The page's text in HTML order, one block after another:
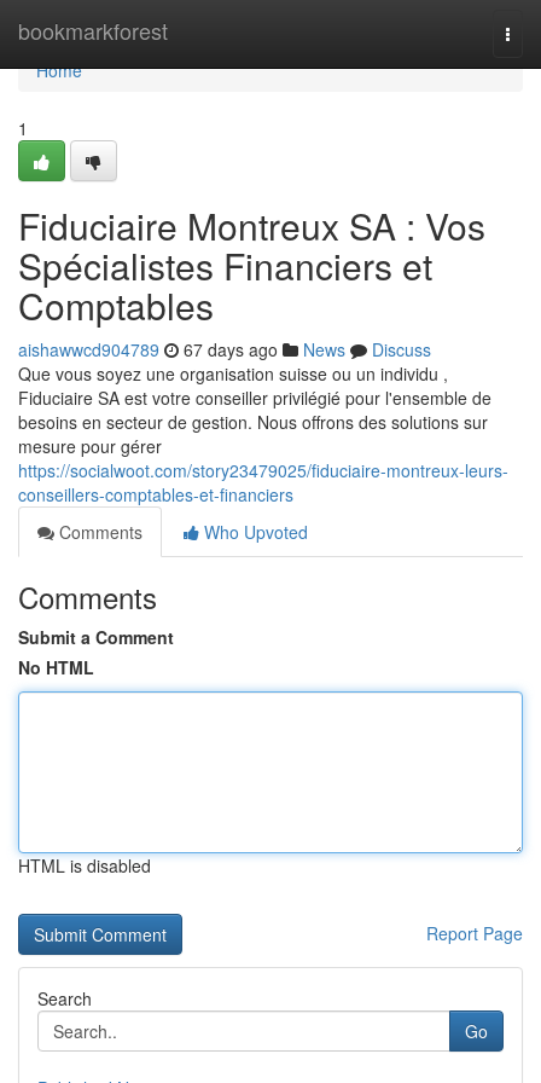
bookmarkforest
Home
Home
1
Fiduciaire Montreux SA : Vos
Spécialistes Financiers et
Comptables
aishawwcd904789 67 days ago News
Discuss
Que vous soyez une organisation suisse ou un individu ,
Fiduciaire SA est votre conseiller privilégié pour l'ensemble de
besoins en secteur de gestion. Nous offrons des solutions sur
mesure pour gérer
https://socialwoot.com/story23479025/fiduciaire-montreux-leurs-
conseillers-comptables-et-financiers
Comments
Who Upvoted
Comments
Submit a Comment
No HTML
HTML is disabled
Report Page
Search
Go